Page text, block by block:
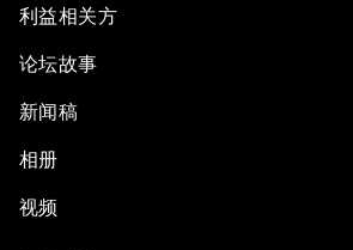
利益相关方
论坛故事
新闻稿
相册
视频